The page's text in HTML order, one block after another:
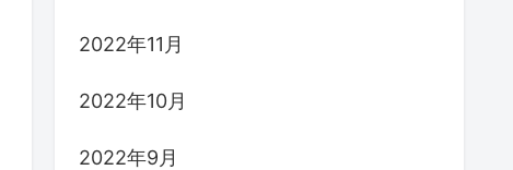
2022年11月
2022年10月
2022年9月